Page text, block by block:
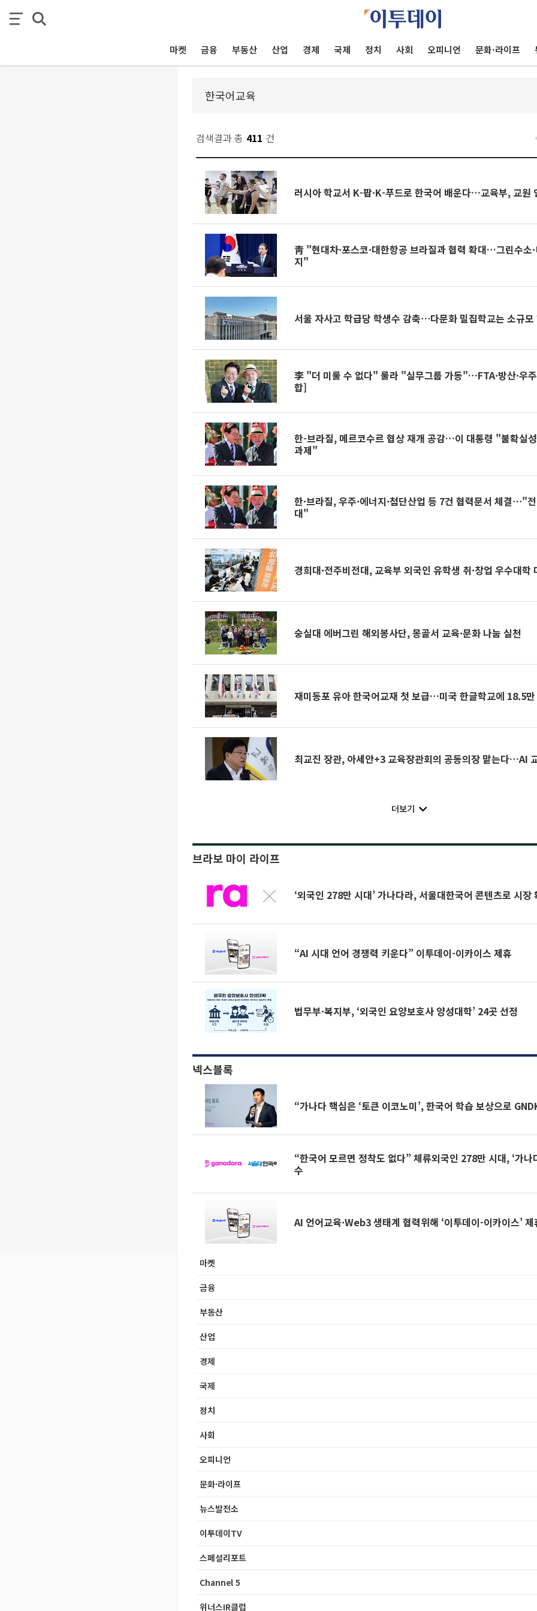
마켓 금융 부동산 산업 경제 국제 정치 사회 오피니언 문화·라이프
검색결과 총 411 건
러시아 학교서 K-팝·K-푸드로 한국어 배운다…교육부, 교원
靑 "현대차·포스코·대한항공 브라질과 협력 확대…그린수소
지"
서울 자사고 학급당 학생수 감축⋯다문화 밀집학교는 소규모
李 "더 미룰 수 없다" 룰라 "실무그룹 가동"…FTA·방산·우
합]
한-브라질, 메르코수르 협상 재개 공감…이 대통령 "불확실
과제"
한·브라질, 우주·에너지·첨단산업 등 7건 협력문서 체결⋯"
대"
경희대·전주비전대, 교육부 외국인 유학생 취·창업 우수대학
숭실대 에버그린 해외봉사단, 몽골서 교육·문화 나눔 실천
재미동포 유아 한국어교재 첫 보급…미국 한글학교에 18.5
최교진 장관, 아세안+3 교육장관회의 공동의장 맡는다…AI
더보기
브라보 마이 라이프
‘외국인 278만 시대’ 가나다라, 서울대한국어 콘텐츠로 시장
“AI 시대 언어 경쟁력 키운다” 이투데이-이카이스 제휴
법무부·복지부, ‘외국인 요양보호사 양성대학’ 24곳 선정
넥스블록
“가나다 핵심은 ‘토큰 이코노미’, 한국어 학습 보상으로
“한국어 모르면 정착도 없다” 체류외국인 278만 시대, ‘가나
수
AI 언어교육·Web3 생태계 협력위해 ‘이투데이-이카이스’ 제
마켓
금융
부동산
산업
경제
국제
정치
사회
오피니언
문화·라이프
뉴스발전소
이투데이TV
스페셜리포트
Channel 5
위너스IR클럽